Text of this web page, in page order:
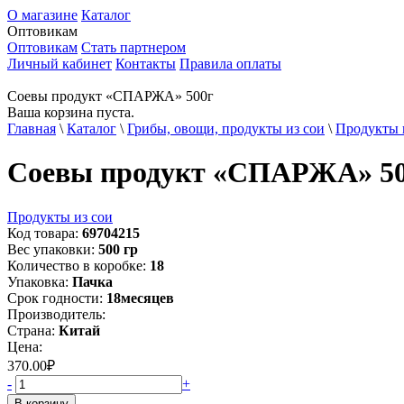
О магазине Каталог
Оптовикам
Оптовикам Стать партнером
Личный кабинет Контакты Правила оплаты
Соевы продукт «СПАРЖА» 500г
Ваша корзина пуста.
Главная \ Каталог \ Грибы, овощи, продукты из сои \ Продукты
Соевы продукт «СПАРЖА»
Продукты из сои
Код товара: 69704215
Вес упаковки: 500 гр
Количество в коробке: 18
Упаковка: Пачка
Срок годности: 18месяцев
Производитель:
Страна: Китай
Цена:
370.00₽
-
+